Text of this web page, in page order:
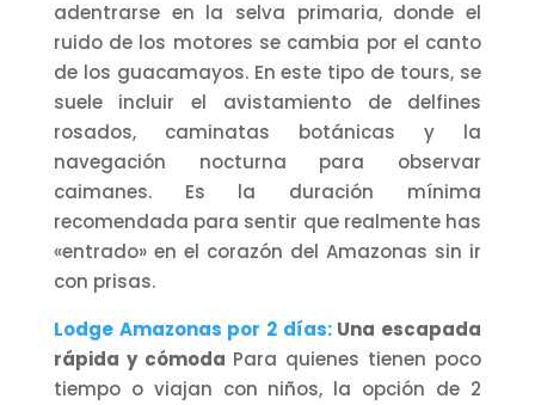
adentrarse en la selva primaria, donde el
ruido de los motores se cambia por el canto
de los guacamayos. En este tipo de tours, se
suele incluir el avistamiento de delfines
rosados, caminatas botánicas y la
navegación nocturna para observar
caimanes. Es la duración mínima
recomendada para sentir que realmente has
«entrado» en el corazón del Amazonas sin ir
con prisas.
Lodge Amazonas por 2 días: Una escapada
rápida y cómoda Para quienes tienen poco
tiempo o viajan con niños, la opción de 2